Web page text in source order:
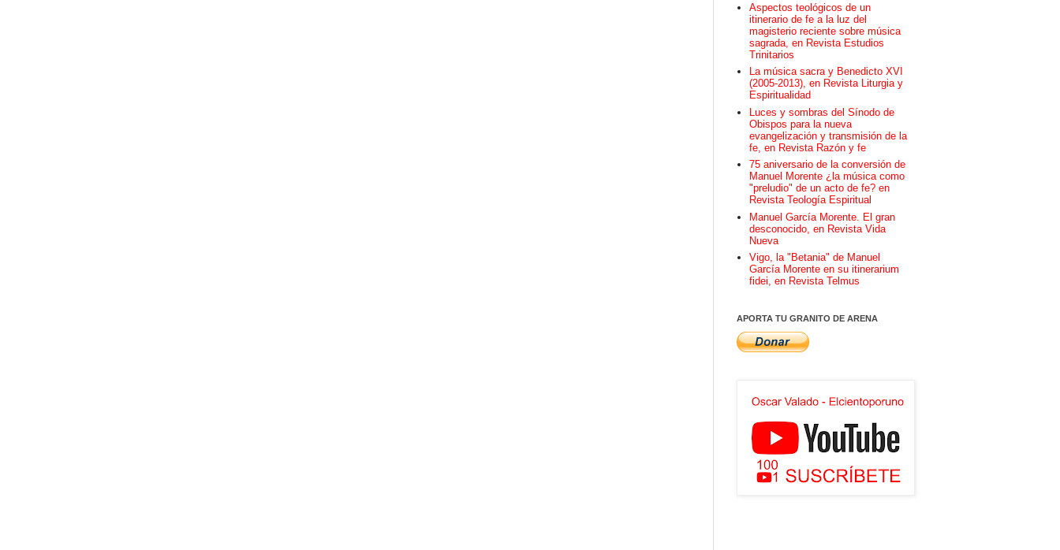
Aspectos teológicos de un
itinerario de fe a la luz del
magisterio reciente sobre música
sagrada, en Revista Estudios
Trinitarios
La música sacra y Benedicto XVI
(2005-2013), en Revista Liturgia y
Espiritualidad
Luces y sombras del Sínodo de
Obispos para la nueva
evangelización y transmisión de la
fe, en Revista Razón y fe
75 aniversario de la conversión de
Manuel Morente ¿la música como
"preludio" de un acto de fe? en
Revista Teología Espiritual
Manuel García Morente. El gran
desconocido, en Revista Vida
Nueva
Vigo, la "Betania" de Manuel
García Morente en su itinerarium
fidei, en Revista Telmus
APORTA TU GRANITO DE ARENA